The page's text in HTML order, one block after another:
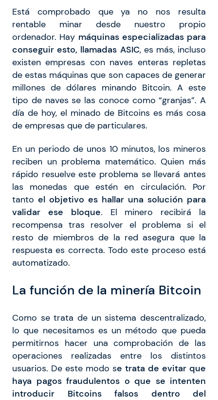
Está comprobado que ya no nos resulta
rentable minar desde nuestro propio
ordenador. Hay máquinas especializadas para
conseguir esto, llamadas ASIC, es más, incluso
existen empresas con naves enteras repletas
de estas máquinas que son capaces de generar
millones de dólares minando Bitcoin. A este
tipo de naves se las conoce como “granjas”. A
día de hoy, el minado de Bitcoins es más cosa
de empresas que de particulares.
En un periodo de unos 10 minutos, los mineros
reciben un problema matemático. Quien más
rápido resuelve este problema se llevará antes
las monedas que estén en circulación. Por
tanto el objetivo es hallar una solución para
validar ese bloque. El minero recibirá la
recompensa tras resolver el problema si el
resto de miembros de la red asegura que la
respuesta es correcta. Todo este proceso está
automatizado.
La función de la minería Bitcoin
Como se trata de un sistema descentralizado,
lo que necesitamos es un método que pueda
permitirnos hacer una comprobación de las
operaciones realizadas entre los distintos
usuarios. De este modo se trata de evitar que
haya pagos fraudulentos o que se intenten
introducir Bitcoins falsos dentro del